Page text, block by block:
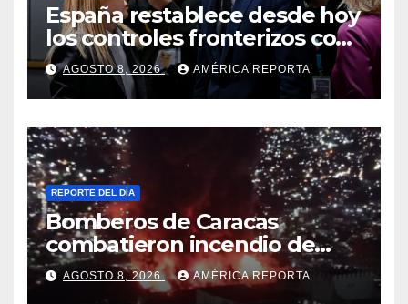
España restablece desde hoy
los controles fronterizos con
Italia tras el rechazo de Roma
a retirar las restricciones
AGOSTO 8, 2026 AMÉRICA REPORTA
REPORTE DEL DÍA
Bomberos de Caracas
combatieron incendio de
gran magnitud en zona
industrial de El Llanito
AGOSTO 8, 2026 AMÉRICA REPORTA